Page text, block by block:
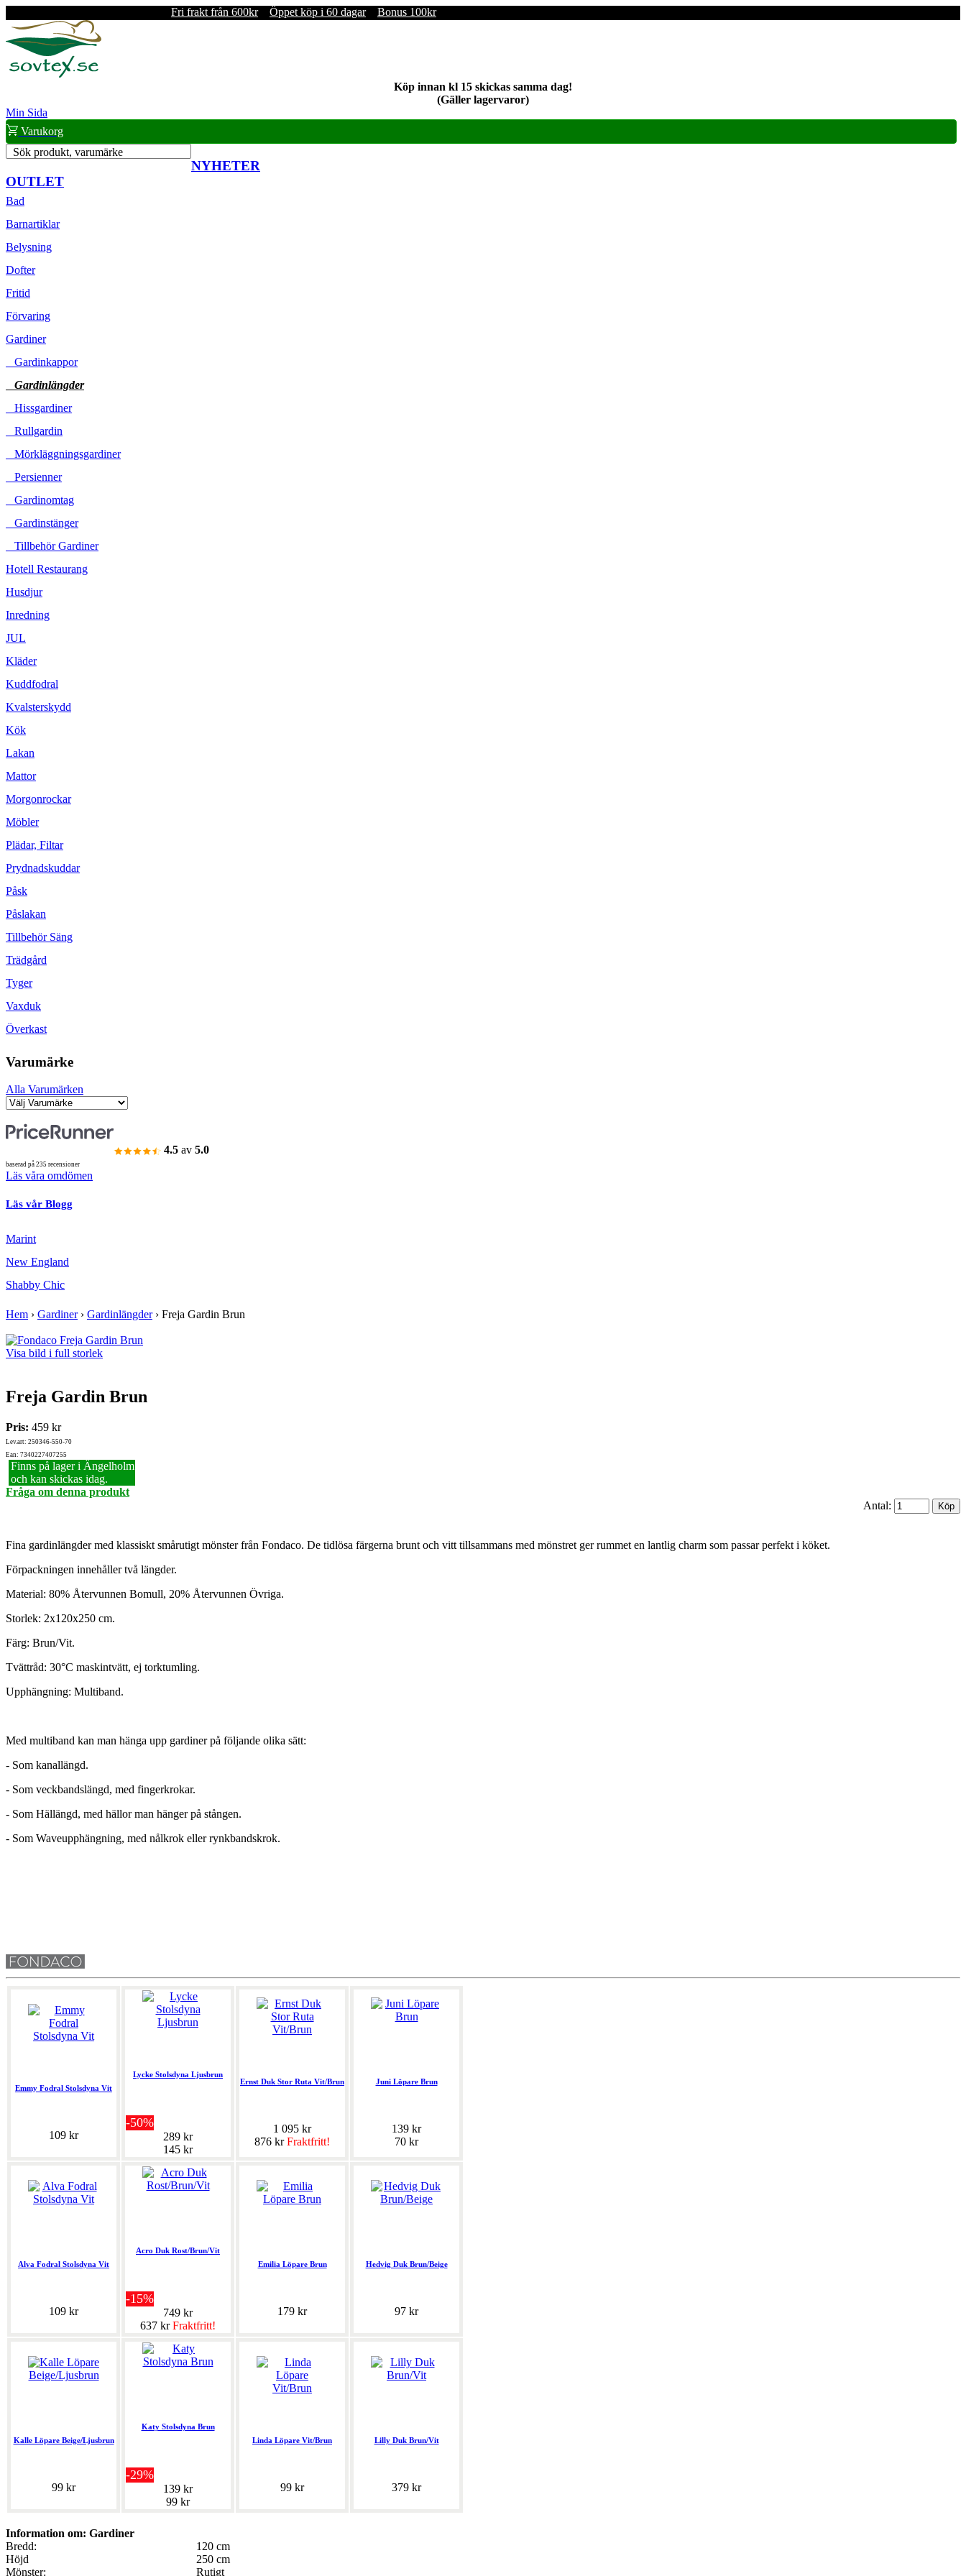
Fri frakt från 600kr Öppet köp i 60 dagar Bonus 100kr
Köp innan kl 15 skickas samma dag!
(Gäller lagervaror)
Min Sida
Varukorg
Sök produkt, varumärke
NYHETER
OUTLET
Bad
Barnartiklar
Belysning
Dofter
Fritid
Förvaring
Gardiner
Gardinkappor
Gardinlängder
Hissgardiner
Rullgardin
Mörkläggningsgardiner
Persienner
Gardinomtag
Gardinstänger
Tillbehör Gardiner
Hotell Restaurang
Husdjur
Inredning
JUL
Kläder
Kuddfodral
Kvalsterskydd
Kök
Lakan
Mattor
Morgonrockar
Möbler
Plädar, Filtar
Prydnadskuddar
Påsk
Påslakan
Tillbehör Säng
Trädgård
Tyger
Vaxduk
Överkast
Varumärke
Alla Varumärken
4.5 av 5.0
baserad på 235 recensioner
Läs våra omdömen
Läs vår Blogg
Marint
New England
Shabby Chic
Hem › Gardiner› Gardinlängder› Freja Gardin Brun
Visa bild i full storlek
Freja Gardin Brun
Pris: 459 kr
Lev.art: 250346-550-70
Ean: 7340227407255
Finns på lager i Ängelholm
och kan skickas idag.
Fråga om denna produkt
Antal:
Fina gardinlängder med klassiskt smårutigt mönster från Fondaco. De tidlösa färgerna brunt och vitt tillsammans med mönstret ger rummet en lantlig charm som passar perfekt i köket.
Förpackningen innehåller två längder.
Material: 80% Återvunnen Bomull, 20% Återvunnen Övriga.
Storlek: 2x120x250 cm.
Färg: Brun/Vit.
Tvättråd: 30°C maskintvätt, ej torktumling.
Upphängning: Multiband.
Med multiband kan man hänga upp gardiner på följande olika sätt:
- Som kanallängd.
- Som veckbandslängd, med fingerkrokar.
- Som Hällängd, med hällor man hänger på stången.
- Som Waveupphängning, med nålkrok eller rynkbandskrok.
Emmy Fodral Stolsdyna Vit
109 kr
Lycke Stolsdyna Ljusbrun
-50%
289 kr
145 kr
Ernst Duk Stor Ruta Vit/Brun
1 095 kr
876 krFraktfritt!
Juni Löpare Brun
139 kr
70 kr
Alva Fodral Stolsdyna Vit
109 kr
Acro Duk Rost/Brun/Vit
-15%
749 kr
637 krFraktfritt!
Emilia Löpare Brun
179 kr
Hedvig Duk Brun/Beige
97 kr
Kalle Löpare Beige/Ljusbrun
99 kr
Katy Stolsdyna Brun
-29%
139 kr
99 kr
Linda Löpare Vit/Brun
99 kr
Lilly Duk Brun/Vit
379 kr
Information om: Gardiner
Bredd:
120 cm
Höjd
250 cm
Mönster:
Rutigt